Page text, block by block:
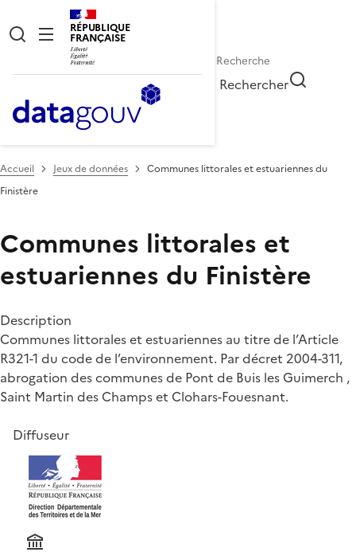
RÉPUBLIQUE
FRANÇAISE
Rechercher
Accueil Jeux de données
Communes littorales et estuariennes du
Finistère
Communes littorales et
estuariennes du Finistère
Description
Communes littorales et estuariennes au titre de l’Article
R321-1 du code de l’environnement. Par décret 2004-311,
abrogation des communes de Pont de Buis les Guimerch ,
Saint Martin des Champs et Clohars-Fouesnant.
Diffuseur